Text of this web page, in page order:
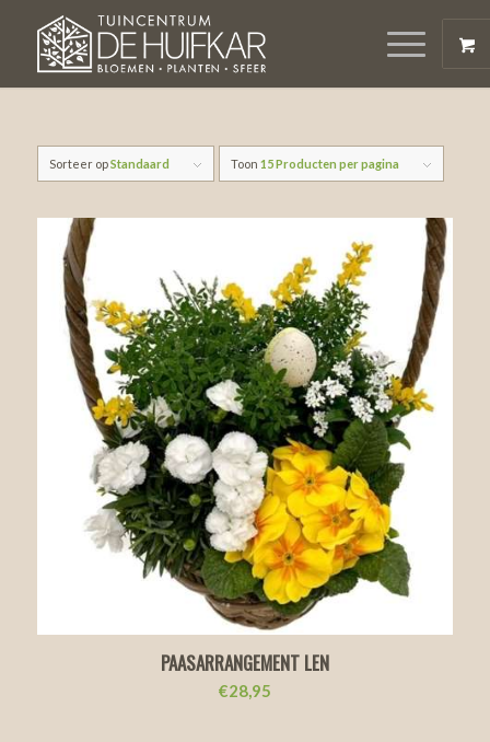
Sorteer opStandaard Toon 15 Producten per pagina
PAASARRANGEMENT LEN
€28,95